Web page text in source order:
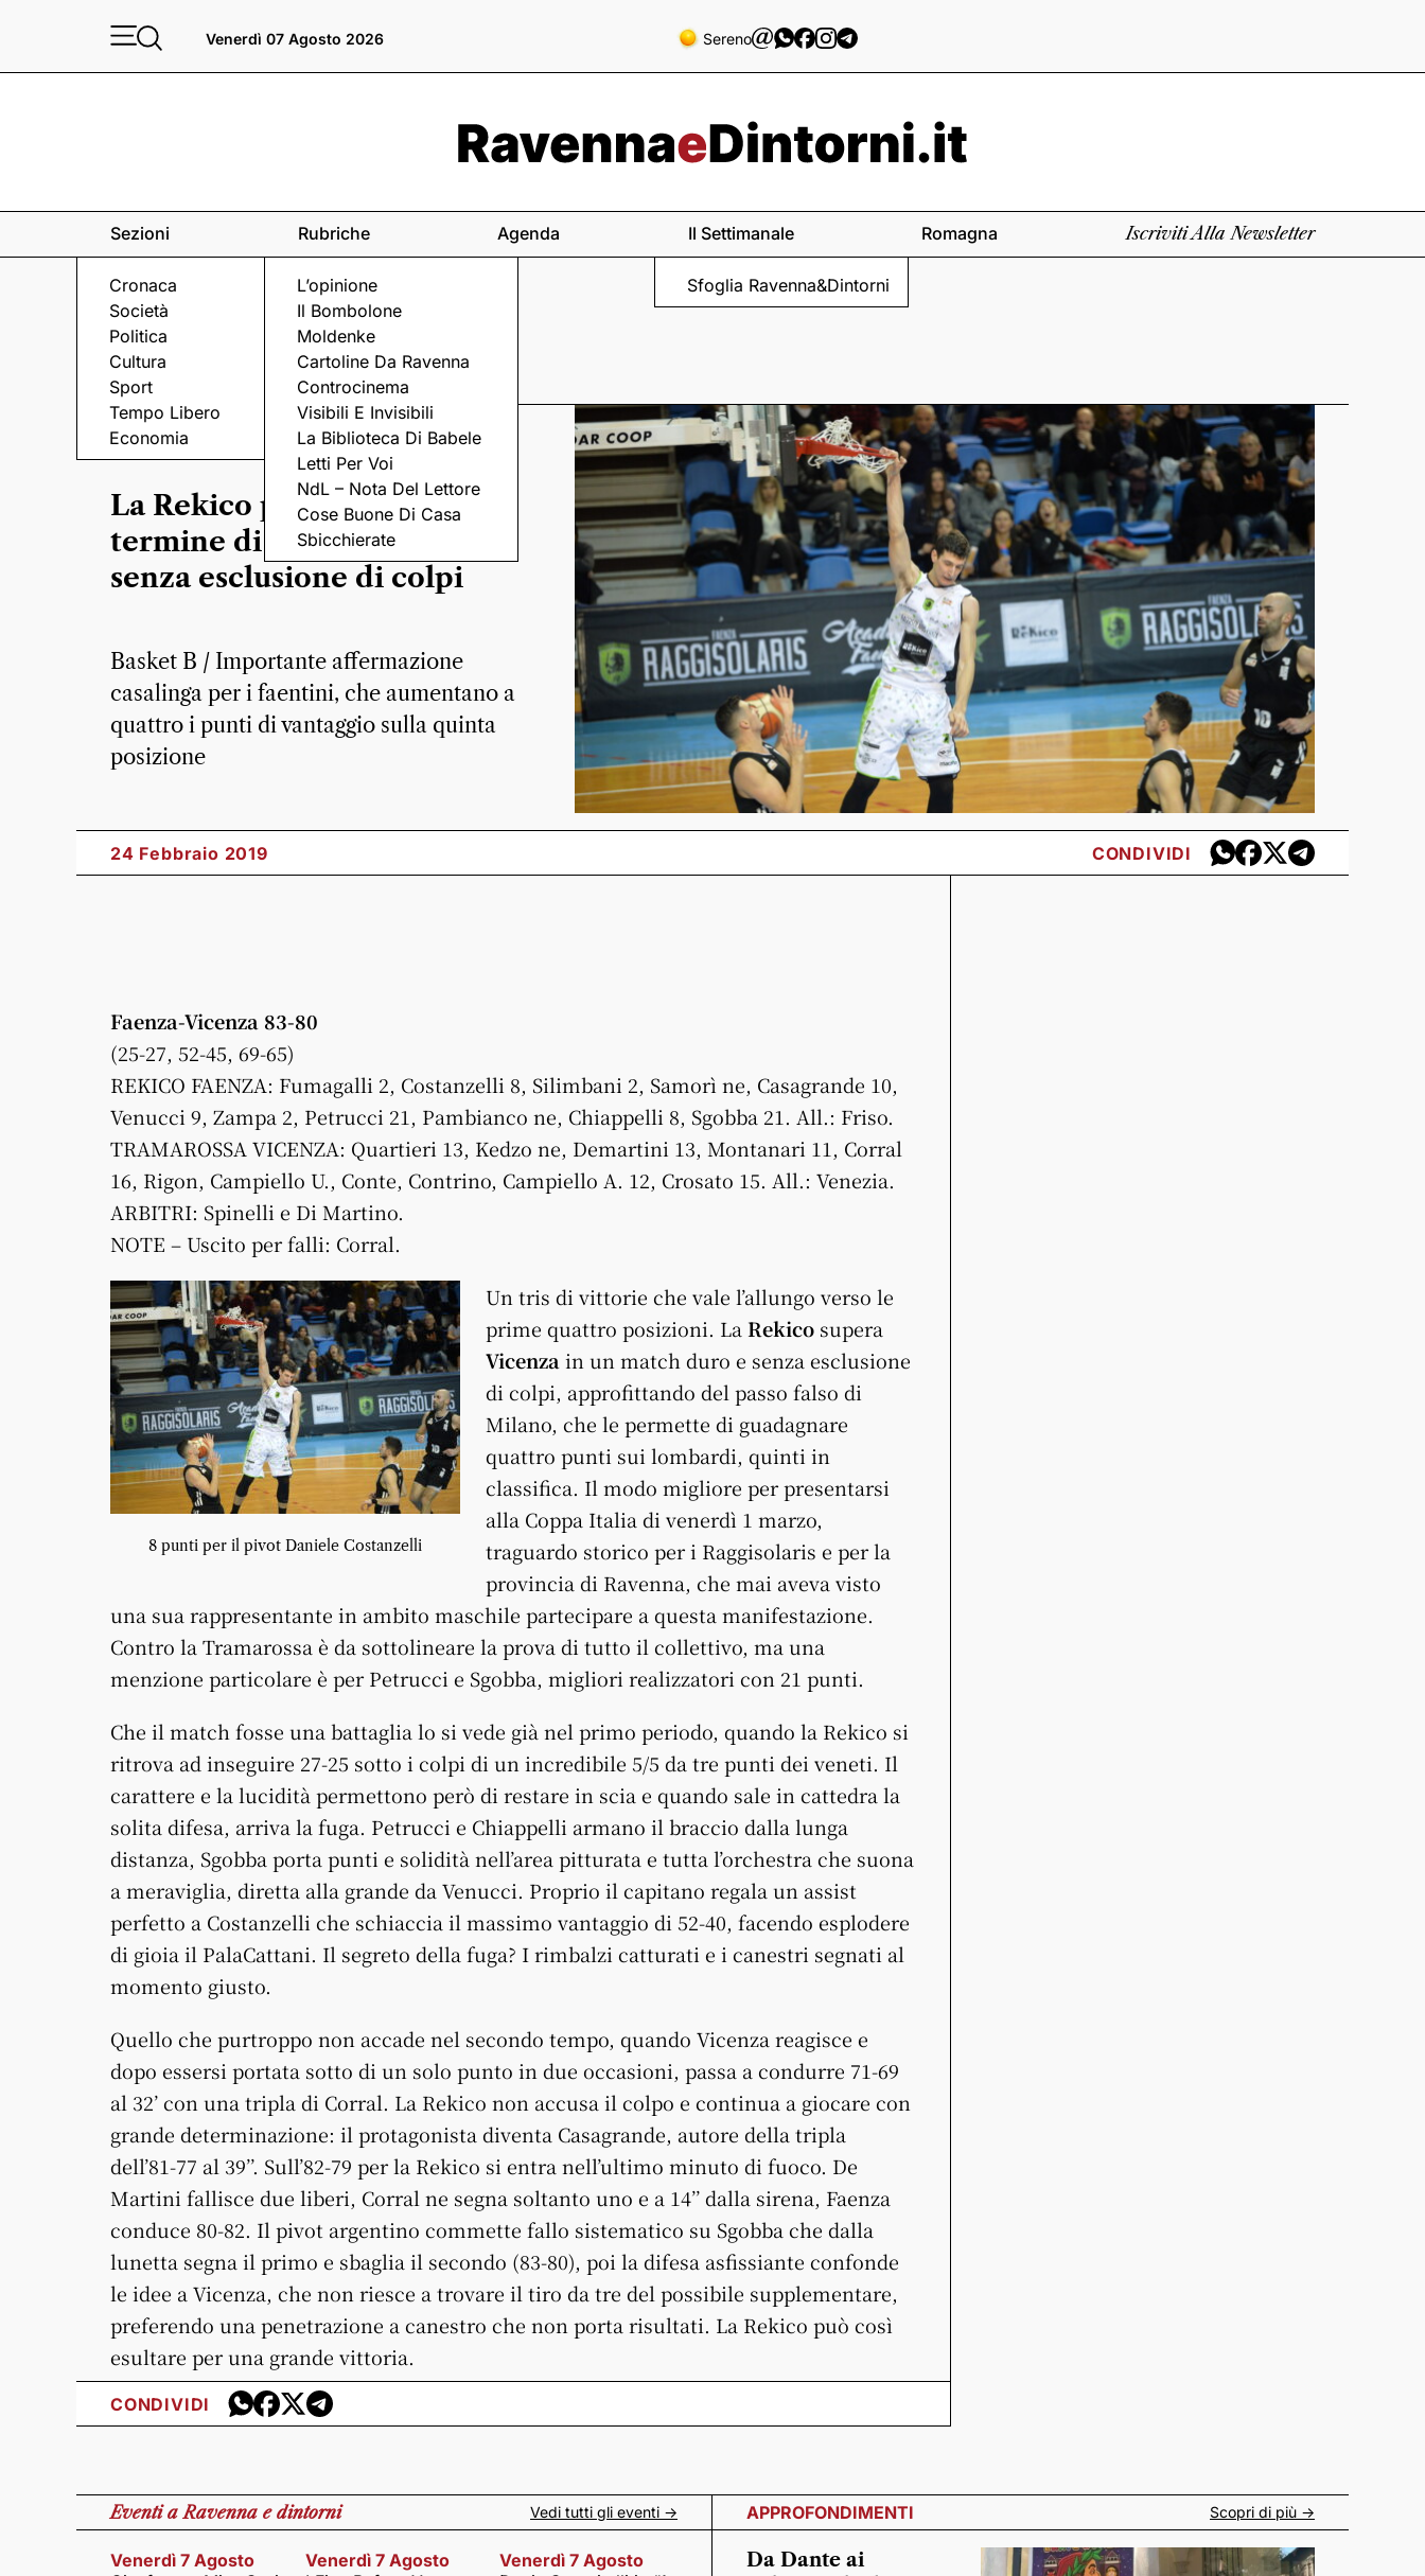
Venerdì 07 Agosto 2026 Sereno
Sezioni
Cronaca
Società
Politica
Cultura
Sport
Tempo Libero
Economia
Rubriche
L’opinione
Il Bombolone
Moldenke
Cartoline Da Ravenna
Controcinema
Visibili E Invisibili
La Biblioteca Di Babele
Letti Per Voi
NdL – Nota Del Lettore
Cose Buone Di Casa
Sbicchierate
Agenda Il Settimanale
Sfoglia Ravenna&Dintorni
Romagna Iscriviti Alla Newsletter
BASKET
La Rekico piega Vicenza al
termine di un match duro e
senza esclusione di colpi
Basket B / Importante affermazione
casalinga per i faentini, che aumentano a
quattro i punti di vantaggio sulla quinta
posizione
24 Febbraio 2019 CONDIVIDI
Faenza-Vicenza 83-80
(25-27, 52-45, 69-65)
REKICO FAENZA: Fumagalli 2, Costanzelli 8, Silimbani 2, Samorì ne, Casagrande 10,
Venucci 9, Zampa 2, Petrucci 21, Pambianco ne, Chiappelli 8, Sgobba 21. All.: Friso.
TRAMAROSSA VICENZA: Quartieri 13, Kedzo ne, Demartini 13, Montanari 11, Corral
16, Rigon, Campiello U., Conte, Contrino, Campiello A. 12, Crosato 15. All.: Venezia.
ARBITRI: Spinelli e Di Martino.
NOTE – Uscito per falli: Corral.
8 punti per il pivot Daniele Costanzelli
Un tris di vittorie che vale l’allungo verso le
prime quattro posizioni. La Rekico supera
Vicenza in un match duro e senza esclusione
di colpi, approfittando del passo falso di
Milano, che le permette di guadagnare
quattro punti sui lombardi, quinti in
classifica. Il modo migliore per presentarsi
alla Coppa Italia di venerdì 1 marzo,
traguardo storico per i Raggisolaris e per la
provincia di Ravenna, che mai aveva visto
una sua rappresentante in ambito maschile partecipare a questa manifestazione.
Contro la Tramarossa è da sottolineare la prova di tutto il collettivo, ma una
menzione particolare è per Petrucci e Sgobba, migliori realizzatori con 21 punti.
Che il match fosse una battaglia lo si vede già nel primo periodo, quando la Rekico si
ritrova ad inseguire 27-25 sotto i colpi di un incredibile 5/5 da tre punti dei veneti. Il
carattere e la lucidità permettono però di restare in scia e quando sale in cattedra la
solita difesa, arriva la fuga. Petrucci e Chiappelli armano il braccio dalla lunga
distanza, Sgobba porta punti e solidità nell’area pitturata e tutta l’orchestra che suona
a meraviglia, diretta alla grande da Venucci. Proprio il capitano regala un assist
perfetto a Costanzelli che schiaccia il massimo vantaggio di 52-40, facendo esplodere
di gioia il PalaCattani. Il segreto della fuga? I rimbalzi catturati e i canestri segnati al
momento giusto.
Quello che purtroppo non accade nel secondo tempo, quando Vicenza reagisce e
dopo essersi portata sotto di un solo punto in due occasioni, passa a condurre 71-69
al 32’ con una tripla di Corral. La Rekico non accusa il colpo e continua a giocare con
grande determinazione: il protagonista diventa Casagrande, autore della tripla
dell’81-77 al 39’’. Sull’82-79 per la Rekico si entra nell’ultimo minuto di fuoco. De
Martini fallisce due liberi, Corral ne segna soltanto uno e a 14’’ dalla sirena, Faenza
conduce 80-82. Il pivot argentino commette fallo sistematico su Sgobba che dalla
lunetta segna il primo e sbaglia il secondo (83-80), poi la difesa asfissiante confonde
le idee a Vicenza, che non riesce a trovare il tiro da tre del possibile supplementare,
preferendo una penetrazione a canestro che non porta risultati. La Rekico può così
esultare per una grande vittoria.
CONDIVIDI
Eventia Ravenna e dintorni Vedi tutti gli eventi ->
Venerdì 7 Agosto
Venerdì 7 Agosto
Venerdì 7 Agosto
APPROFONDIMENTI Scopri di più ->
Da Dante ai